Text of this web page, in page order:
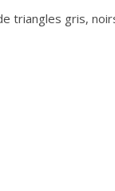
triangles gris,